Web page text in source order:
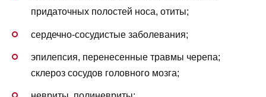
придаточных полостей носа, отиты;
сердечно-сосудистые заболевания;
эпилепсия, перенесенные травмы черепа;
склероз сосудов головного мозга;